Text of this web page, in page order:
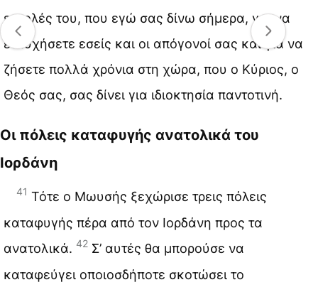
εντολές του, που εγώ σας δίνω σήμερα, για να
ευτυχήσετε εσείς και οι απόγονοί σας και για να
ζήσετε πολλά χρόνια στη χώρα, που ο Κύριος, ο
Θεός σας, σας δίνει για ιδιοκτησία παντοτινή.
Οι πόλεις καταφυγής ανατολικά του
Ιορδάνη
41 Τότε ο Μωυσής ξεχώρισε τρεις πόλεις
καταφυγής πέρα από τον Ιορδάνη προς τα
ανατολικά. 42 Σ’ αυτές θα μπορούσε να
καταφεύγει οποιοσδήποτε σκοτώσει το